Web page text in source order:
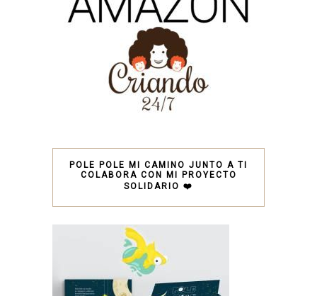
POLE POLE MI CAMINO JUNTO A TI
COLABORA CON MI PROYECTO
SOLIDARIO ❤️